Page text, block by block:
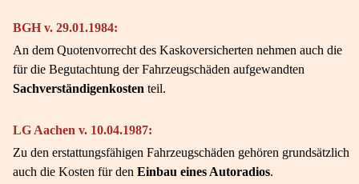
BGH v. 29.01.1984:
An dem Quotenvorrecht des Kaskoversicherten nehmen auch die
für die Begutachtung der Fahrzeugschäden aufgewandten
Sachverständigenkosten teil.
LG Aachen v. 10.04.1987:
Zu den erstattungsfähigen Fahrzeugschäden gehören grundsätzlich
auch die Kosten für den Einbau eines Autoradios.